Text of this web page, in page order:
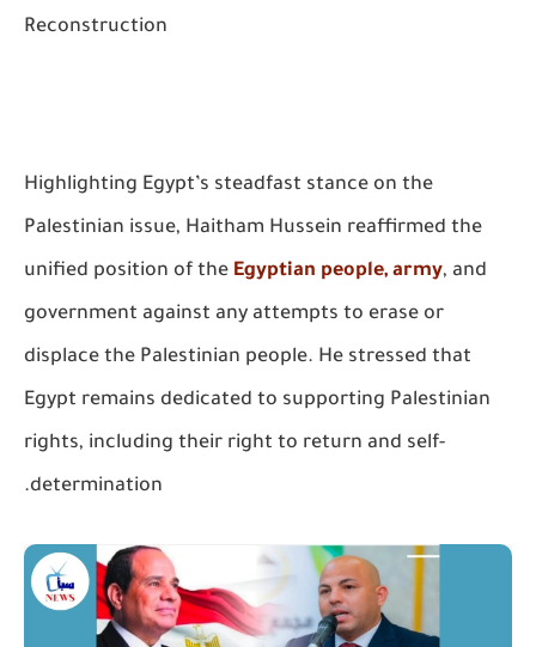
Reconstruction
Highlighting Egypt’s steadfast stance on the
Palestinian issue, Haitham Hussein reaffirmed the
unified position of the Egyptian people, army, and
government against any attempts to erase or
displace the Palestinian people. He stressed that
Egypt remains dedicated to supporting Palestinian
rights, including their right to return and self-
determination.